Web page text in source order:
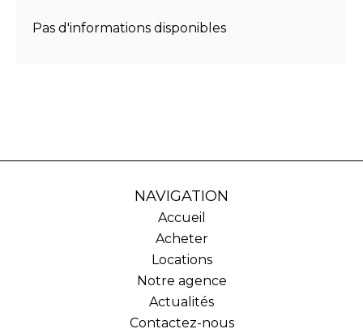
Pas d'informations disponibles
NAVIGATION
Accueil
Acheter
Locations
Notre agence
Actualités
Contactez-nous